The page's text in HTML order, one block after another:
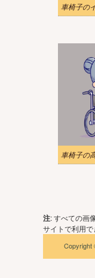
車椅子の
車椅子の
注: すべての画
サイトで利用
Copyright